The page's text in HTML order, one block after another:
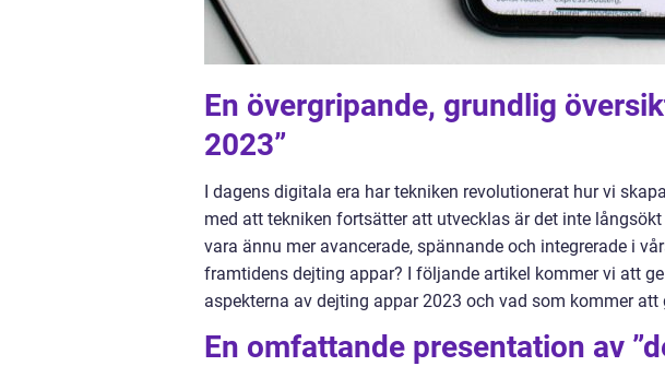
En övergripande, grundlig
2023”
I dagens digitala era har tekniken revolutionerat hur vi
med att tekniken fortsätter att utvecklas är det inte
vara ännu mer avancerade, spännande och integrerade i
framtidens dejting appar? I följande artikel kommer vi att
aspekterna av dejting appar 2023 och vad som kommer
En omfattande presentation av